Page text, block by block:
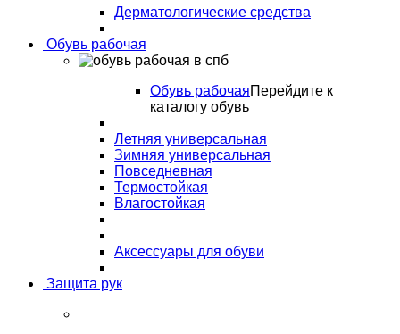
Дерматологические средства
Обувь рабочая
Обувь рабочаяПерейдите к
каталогу обувь
Летняя универсальная
Зимняя универсальная
Повседневная
Термостойкая
Влагостойкая
Аксессуары для обуви
Защита рук